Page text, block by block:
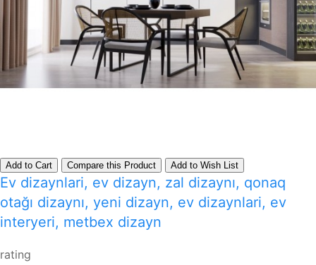
Add to Cart Compare this Product Add to Wish List
Ev dizaynlari, ev dizayn, zal dizaynı, qonaq
otağı dizaynı, yeni dizayn, ev dizaynlari, ev
interyeri, metbex dizayn
rating